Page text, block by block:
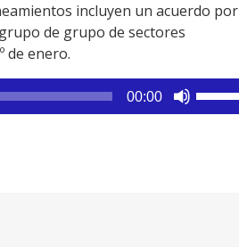
incluyen un acuerdo por
de grupo de sectores
de enero.
00:00